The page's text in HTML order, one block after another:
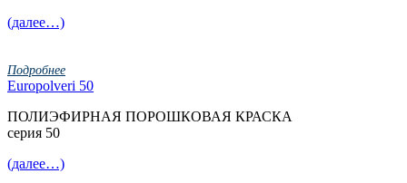
(далее…)
Подробнее
Europolveri 50
ПОЛИЭФИРНАЯ ПОРОШКОВАЯ КРАСКА
серия 50
(далее…)